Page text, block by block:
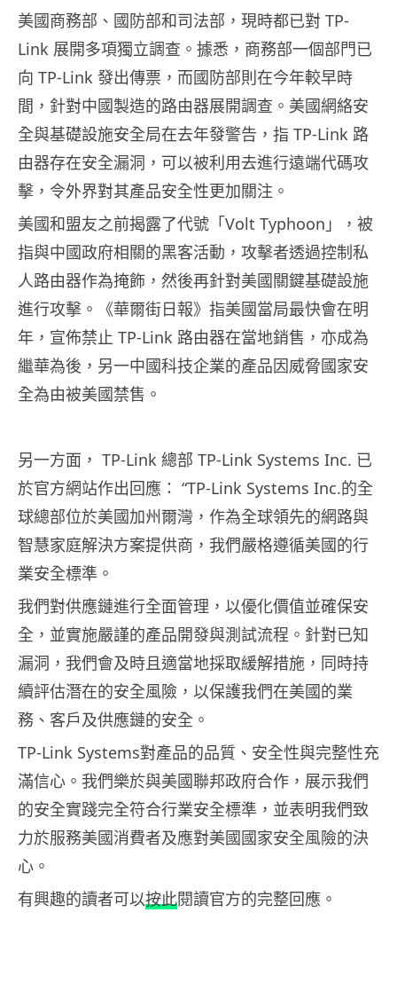
美國商務部、國防部和司法部，現時都已對 TP-
Link 展開多項獨立調查。據悉，商務部一個部門已
向 TP-Link 發出傳票，而國防部則在今年較早時
間，針對中國製造的路由器展開調查。美國網絡安
全與基礎設施安全局在去年發警告，指 TP-Link 路
由器存在安全漏洞，可以被利用去進行遠端代碼攻
擊，令外界對其產品安全性更加關注。
美國和盟友之前揭露了代號「Volt Typhoon」，被
指與中國政府相關的黑客活動，攻擊者透過控制私
人路由器作為掩飾，然後再針對美國關鍵基礎設施
進行攻擊。《華爾街日報》指美國當局最快會在明
年，宣佈禁止 TP-Link 路由器在當地銷售，亦成為
繼華為後，另一中國科技企業的產品因威脅國家安
全為由被美國禁售。
另一方面， TP-Link 總部 TP-Link Systems Inc. 已
於官方網站作出回應： “TP-Link Systems Inc.的全
球總部位於美國加州爾灣，作為全球領先的網路與
智慧家庭解決方案提供商，我們嚴格遵循美國的行
業安全標準。
我們對供應鏈進行全面管理，以優化價值並確保安
全，並實施嚴謹的產品開發與測試流程。針對已知
漏洞，我們會及時且適當地採取緩解措施，同時持
續評估潛在的安全風險，以保護我們在美國的業
務、客戶及供應鏈的安全。
TP-Link Systems對產品的品質、安全性與完整性充
滿信心。我們樂於與美國聯邦政府合作，展示我們
的安全實踐完全符合行業安全標準，並表明我們致
力於服務美國消費者及應對美國國家安全風險的決
心。
有興趣的讀者可以按此閱讀官方的完整回應。